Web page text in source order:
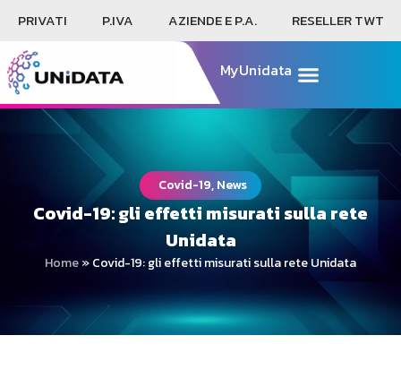
PRIVATI P.IVA AZIENDE E P.A. RESELLER TWT
MyUnidata
Covid-19, News
Covid-19: gli effetti misurati sulla rete
Unidata
Home»Covid-19: gli effetti misurati sulla rete Unidata